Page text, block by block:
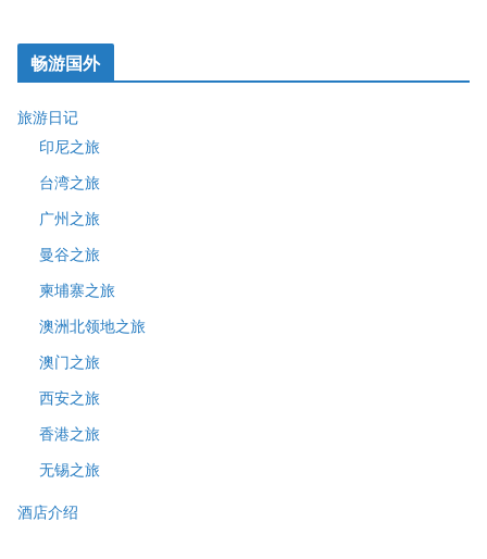
畅游国外
旅游日记
印尼之旅
台湾之旅
广州之旅
曼谷之旅
柬埔寨之旅
澳洲北领地之旅
澳门之旅
西安之旅
香港之旅
无锡之旅
酒店介绍